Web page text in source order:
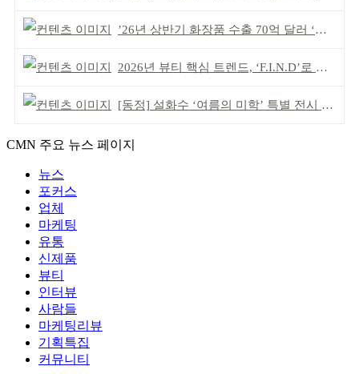
’26년 상반기 화장품 수출 70억 달러 ‘역대 최고’
2026년 뷰티 핵심 트렌드, ‘F.I.N.D’로 읽는다
[동정] 설화수 ‘여름의 미학’ 특별 전시 개최
CMN 주요 뉴스 페이지
뉴스
포커스
업체
마케팅
유통
신제품
뷰티
인터뷰
사람들
마케팅리뷰
기획특집
커뮤니티